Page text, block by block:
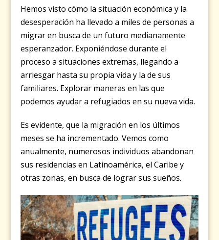
Hemos visto cómo la situación económica y la
desesperación ha llevado a miles de personas a
migrar en busca de un futuro medianamente
esperanzador. Exponiéndose durante el
proceso a situaciones extremas, llegando a
arriesgar hasta su propia vida y la de sus
familiares. Explorar maneras en las que
podemos ayudar a refugiados en su nueva vida.
Es evidente, que la migración en los últimos
meses se ha incrementado. Vemos como
anualmente, numerosos individuos abandonan
sus residencias en Latinoamérica, el Caribe y
otras zonas, en busca de lograr sus sueños.